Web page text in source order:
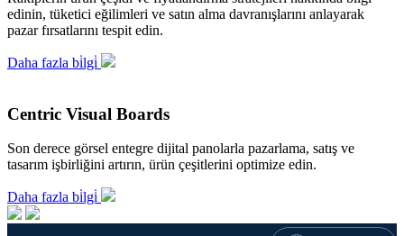
edinin, tüketici eğilimleri ve satın alma davranışlarını anlayarak
pazar fırsatlarını tespit edin.
Daha fazla bi̇lgi̇
Centric Visual Boards
Son derece görsel entegre dijital panolarla pazarlama, satış ve
tasarım işbirliğini artırın, ürün çeşitlerini optimize edin.
Daha fazla bi̇lgi̇